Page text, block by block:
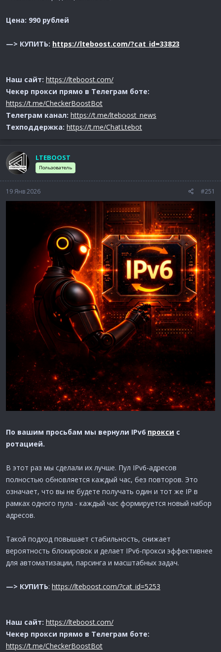
Цена: 990 рублей
—> КУПИТЬ: https://lteboost.com/?cat_id=33823
Наш сайт: https://lteboost.com/
Чекер прокси прямо в Телеграм боте:
https://t.me/CheckerBoostBot
Телеграм канал: https://t.me/lteboost_news
Техподдержка: https://t.me/ChatLtebot
LTEBOOST
Пользователь
19 Янв 2026 #251
По вашим просьбам мы вернули IPv6 прокси с
ротацией.
В этот раз мы сделали их лучше. Пул IPv6-адресов
полностью обновляется каждый час, без повторов. Это
означает, что вы не будете получать один и тот же IP в
рамках одного пула - каждый час формируется новый набор
адресов.
Такой подход повышает стабильность, снижает
вероятность блокировок и делает IPv6-прокси эффективнее
для автоматизации, парсинга и масштабных задач.
—> КУПИТЬ: https://lteboost.com/?cat_id=5253
Наш сайт: https://lteboost.com/
Чекер прокси прямо в Телеграм боте:
https://t.me/CheckerBoostBot